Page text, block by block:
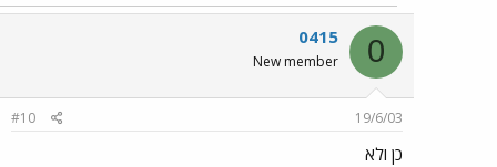
0
0415
New member
19/6/03
#10
כן ולא